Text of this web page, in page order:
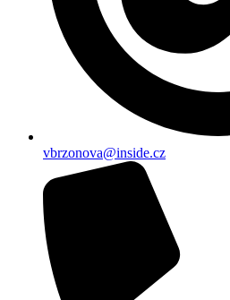
vbrzonova@inside.cz